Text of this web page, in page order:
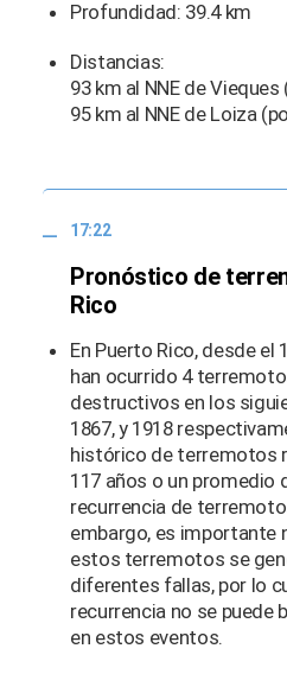
Profundidad: 39.4 km
Distancias:
93 km al NNE de Vieques
95 km al NNE de Loiza
17:22
Pronóstico de
Rico
En Puerto Rico, desde el
han ocurrido 4
destructivos en los
1867, y 1918
histórico de terremotos
117 años o un promedio
recurrencia de
embargo, es importante
estos terremotos se
diferentes fallas, por lo
recurrencia no se puede
en estos eventos.